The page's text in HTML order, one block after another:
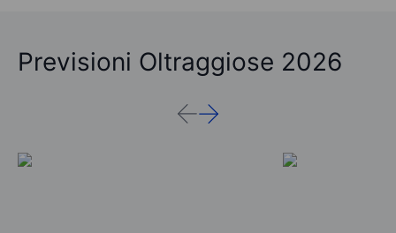
Previsioni Oltraggiose 2026